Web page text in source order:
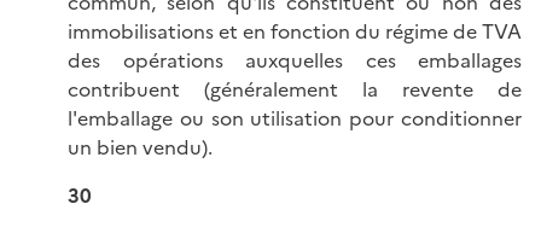
immobilisations et en fonction du régime de TVA
des opérations auxquelles ces emballages
contribuent (généralement la revente de
l'emballage ou son utilisation pour conditionner
un bien vendu).
30